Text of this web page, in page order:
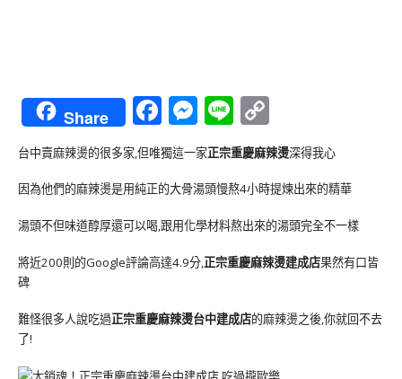
Share Facebook
Messenger
Line
Link
台中賣麻辣燙的很多家,但唯獨這一家正宗重慶麻辣燙深得我心
因為他們的麻辣燙是用純正的大骨湯頭慢熬4小時提煉出來的精華
湯頭不但味道醇厚還可以喝,跟用化學材料熬出來的湯頭完全不一樣
將近200則的Google評論高達4.9分,正宗重慶麻辣燙建成店果然有口皆
碑
難怪很多人說吃過正宗重慶麻辣燙台中建成店的麻辣燙之後,你就回不去
了!